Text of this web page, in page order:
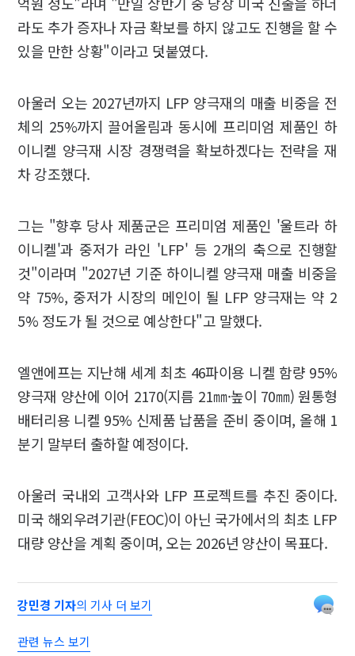
라도 추가 증자나 자금 확보를 하지 않고도 진행을 할 수
있을 만한 상황"이라고 덧붙였다.
아울러 오는 2027년까지 LFP 양극재의 매출 비중을 전
체의 25%까지 끌어올림과 동시에 프리미엄 제품인 하
이니켈 양극재 시장 경쟁력을 확보하겠다는 전략을 재
차 강조했다.
그는 "향후 당사 제품군은 프리미엄 제품인 '울트라 하
이니켈'과 중저가 라인 'LFP' 등 2개의 축으로 진행할
것"이라며 "2027년 기준 하이니켈 양극재 매출 비중을
약 75%, 중저가 시장의 메인이 될 LFP 양극재는 약 2
5% 정도가 될 것으로 예상한다"고 말했다.
엘앤에프는 지난해 세계 최초 46파이용 니켈 함량 95%
양극재 양산에 이어 2170(지름 21㎜·높이 70㎜) 원통형
배터리용 니켈 95% 신제품 납품을 준비 중이며, 올해 1
분기 말부터 출하할 예정이다.
아울러 국내외 고객사와 LFP 프로젝트를 추진 중이다.
미국 해외우려기관(FEOC)이 아닌 국가에서의 최초 LFP
대량 양산을 계획 중이며, 오는 2026년 양산이 목표다.
강민경 기자의 기사 더 보기
관련 뉴스 보기